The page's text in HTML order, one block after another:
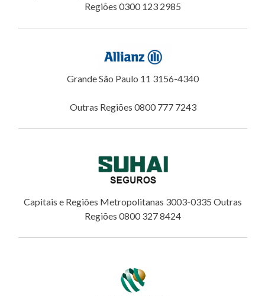
Regiões 0300 123 2985
Grande São Paulo 11 3156-4340
Outras Regiões 0800 777 7243
Capitais e Regiões Metropolitanas 3003-0335 Outras
Regiões 0800 327 8424